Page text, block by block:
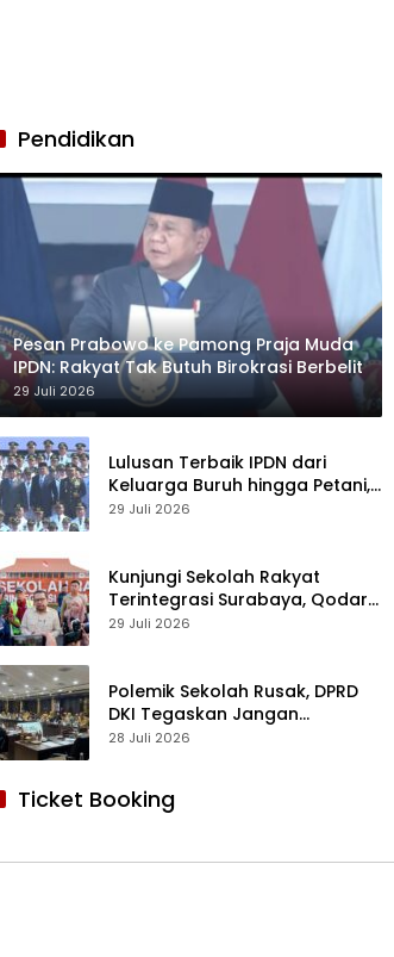
Pendidikan
Pesan Prabowo ke Pamong Praja Muda
IPDN: Rakyat Tak Butuh Birokrasi Berbelit
29 Juli 2026
Lulusan Terbaik IPDN dari
Keluarga Buruh hingga Petani,
Prabowo: Membanggakan Hati
29 Juli 2026
Kunjungi Sekolah Rakyat
Terintegrasi Surabaya, Qodari:
Fasilitasnya Setara Sekolah
29 Juli 2026
Polemik Sekolah Rusak, DPRD
DKI Tegaskan Jangan
Salahkan Pusat
28 Juli 2026
Ticket Booking